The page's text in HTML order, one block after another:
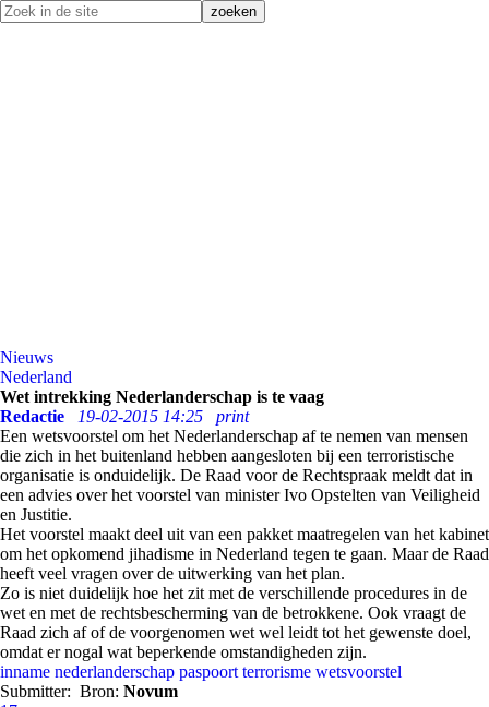
Nieuws
Nederland
Wet intrekking Nederlanderschap is te vaag
Redactie
19-02-2015 14:25
print
Een wetsvoorstel om het Nederlanderschap af te nemen van mensen
die zich in het buitenland hebben aangesloten bij een terroristische
organisatie is onduidelijk. De Raad voor de Rechtspraak meldt dat in
een advies over het voorstel van minister Ivo Opstelten van Veiligheid
en Justitie.
Het voorstel maakt deel uit van een pakket maatregelen van het kabinet
om het opkomend jihadisme in Nederland tegen te gaan. Maar de Raad
heeft veel vragen over de uitwerking van het plan.
Zo is niet duidelijk hoe het zit met de verschillende procedures in de
wet en met de rechtsbescherming van de betrokkene. Ook vraagt de
Raad zich af of de voorgenomen wet wel leidt tot het gewenste doel,
omdat er nogal wat beperkende omstandigheden zijn.
inname nederlanderschap paspoort terrorisme wetsvoorstel
Submitter: Bron: Novum